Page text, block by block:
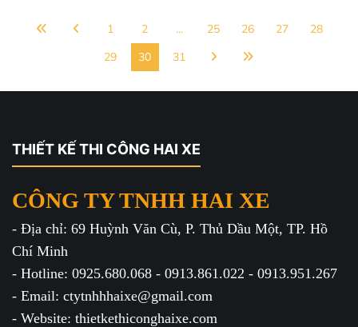
1 2 ... 25 26 27
28
29
30 31
THIẾT KẾ THI CÔNG HAI XE
CÔNG TY TNHH HAI XE
- Địa chỉ: 69 Huỳnh Văn Cù, P. Thủ Dầu Một, TP. Hồ
Chí Minh
- Hotline: 0925.680.068 - 0913.861.022 - 0913.951.267
- Email: ctytnhhhaixe@gmail.com
- Website: thietkethiconghaixe.com